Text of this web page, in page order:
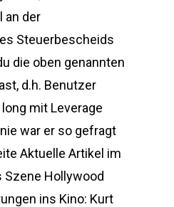
an der
Steuerbescheids
die oben genannten
d.h. Benutzer
mit Leverage
war er so gefragt
Aktuelle Artikel im
Hollywood
ins Kino: Kurt